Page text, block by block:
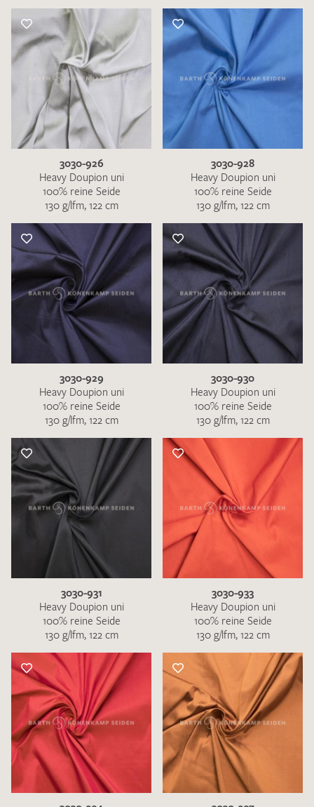
3030-926
Heavy Doupion uni
100% reine Seide
130 g/lfm, 122 cm
3030-928
Heavy Doupion uni
100% reine Seide
130 g/lfm, 122 cm
3030-929
Heavy Doupion uni
100% reine Seide
130 g/lfm, 122 cm
3030-930
Heavy Doupion uni
100% reine Seide
130 g/lfm, 122 cm
3030-931
Heavy Doupion uni
100% reine Seide
130 g/lfm, 122 cm
3030-933
Heavy Doupion uni
100% reine Seide
130 g/lfm, 122 cm